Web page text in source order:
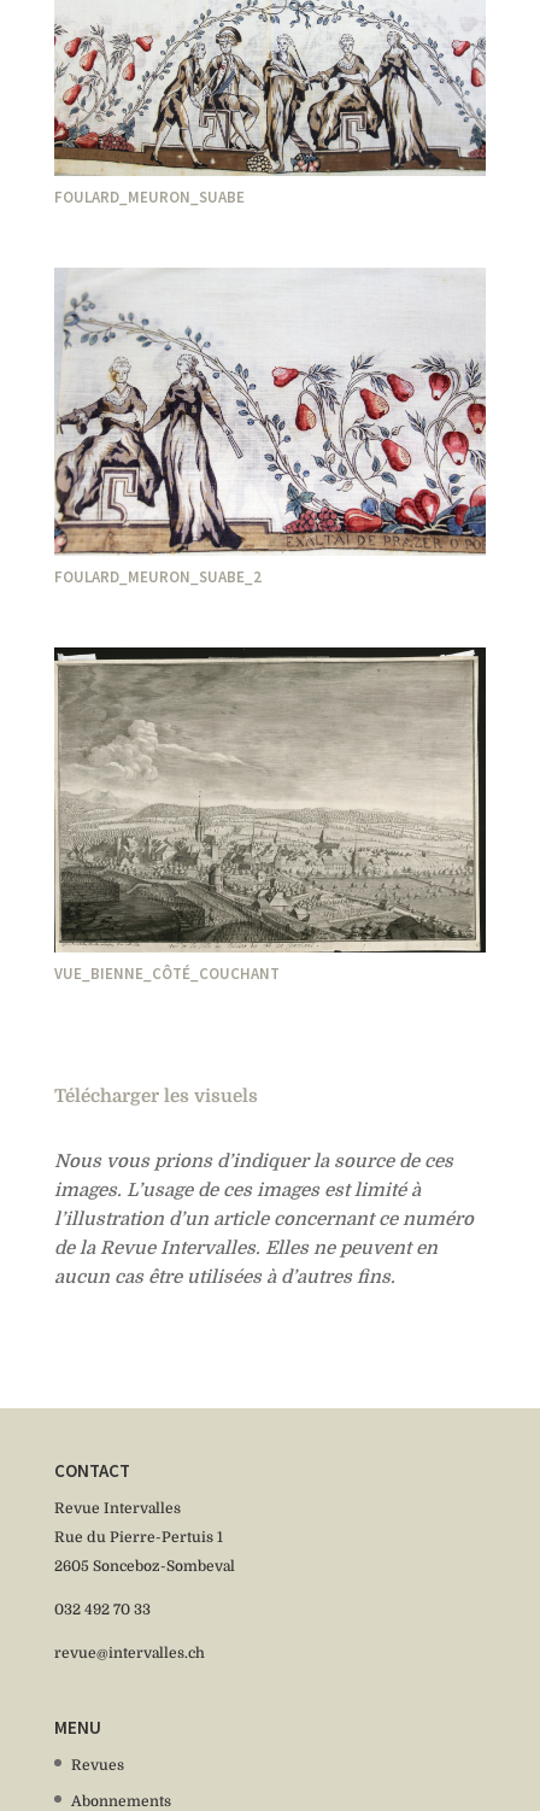
FOULARD_MEURON_SUABE
FOULARD_MEURON_SUABE_2
VUE_BIENNE_CÔTÉ_COUCHANT
Télécharger les visuels
Nous vous prions d’indiquer la source de ces
images. L’usage de ces images est limité à
l’illustration d’un article concernant ce numéro
de la Revue Intervalles. Elles ne peuvent en
aucun cas être utilisées à d’autres fins.
CONTACT
Revue Intervalles
Rue du Pierre-Pertuis 1
2605 Sonceboz-Sombeval
032 492 70 33
revue@intervalles.ch
MENU
Revues
Abonnements